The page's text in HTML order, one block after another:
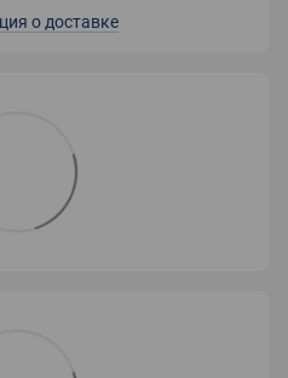
о доставке